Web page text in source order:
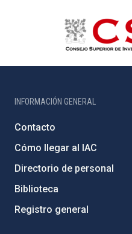
INFORMACIÓN GENERAL
Contacto
Cómo llegar al IAC
Directorio de personal
Biblioteca
Registro general